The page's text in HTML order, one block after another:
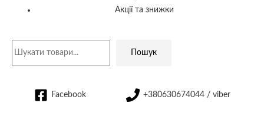
Акції та знижки
Пошук
Facebook +380630674044 / viber